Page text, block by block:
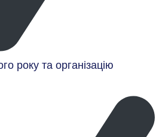
року та організацію